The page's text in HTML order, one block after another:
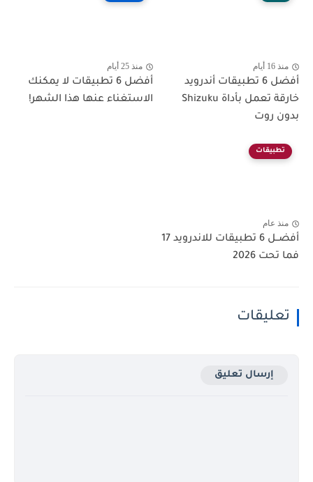
منذ 16 أيام
أفضل 6 تطبيقات أندرويد
خارقة تعمل بأداة Shizuku
بدون روت
منذ 25 أيام
أفضل 6 تطبيقات لا يمكنك
الاستغناء عنها هذا الشهر!
تطبيقات
منذ عام
أفضــل 6 تطبيقات للاندرويد 17
فما تحت 2026
تعليقات
إرسال تعليق